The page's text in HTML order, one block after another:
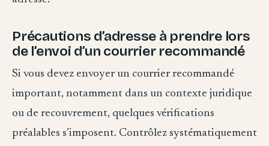
Précautions d’adresse à prendre lors
de l’envoi d’un courrier recommandé
Si vous devez envoyer un courrier recommandé
important, notamment dans un contexte juridique
ou de recouvrement, quelques vérifications
préalables s’imposent. Contrôlez systématiquement